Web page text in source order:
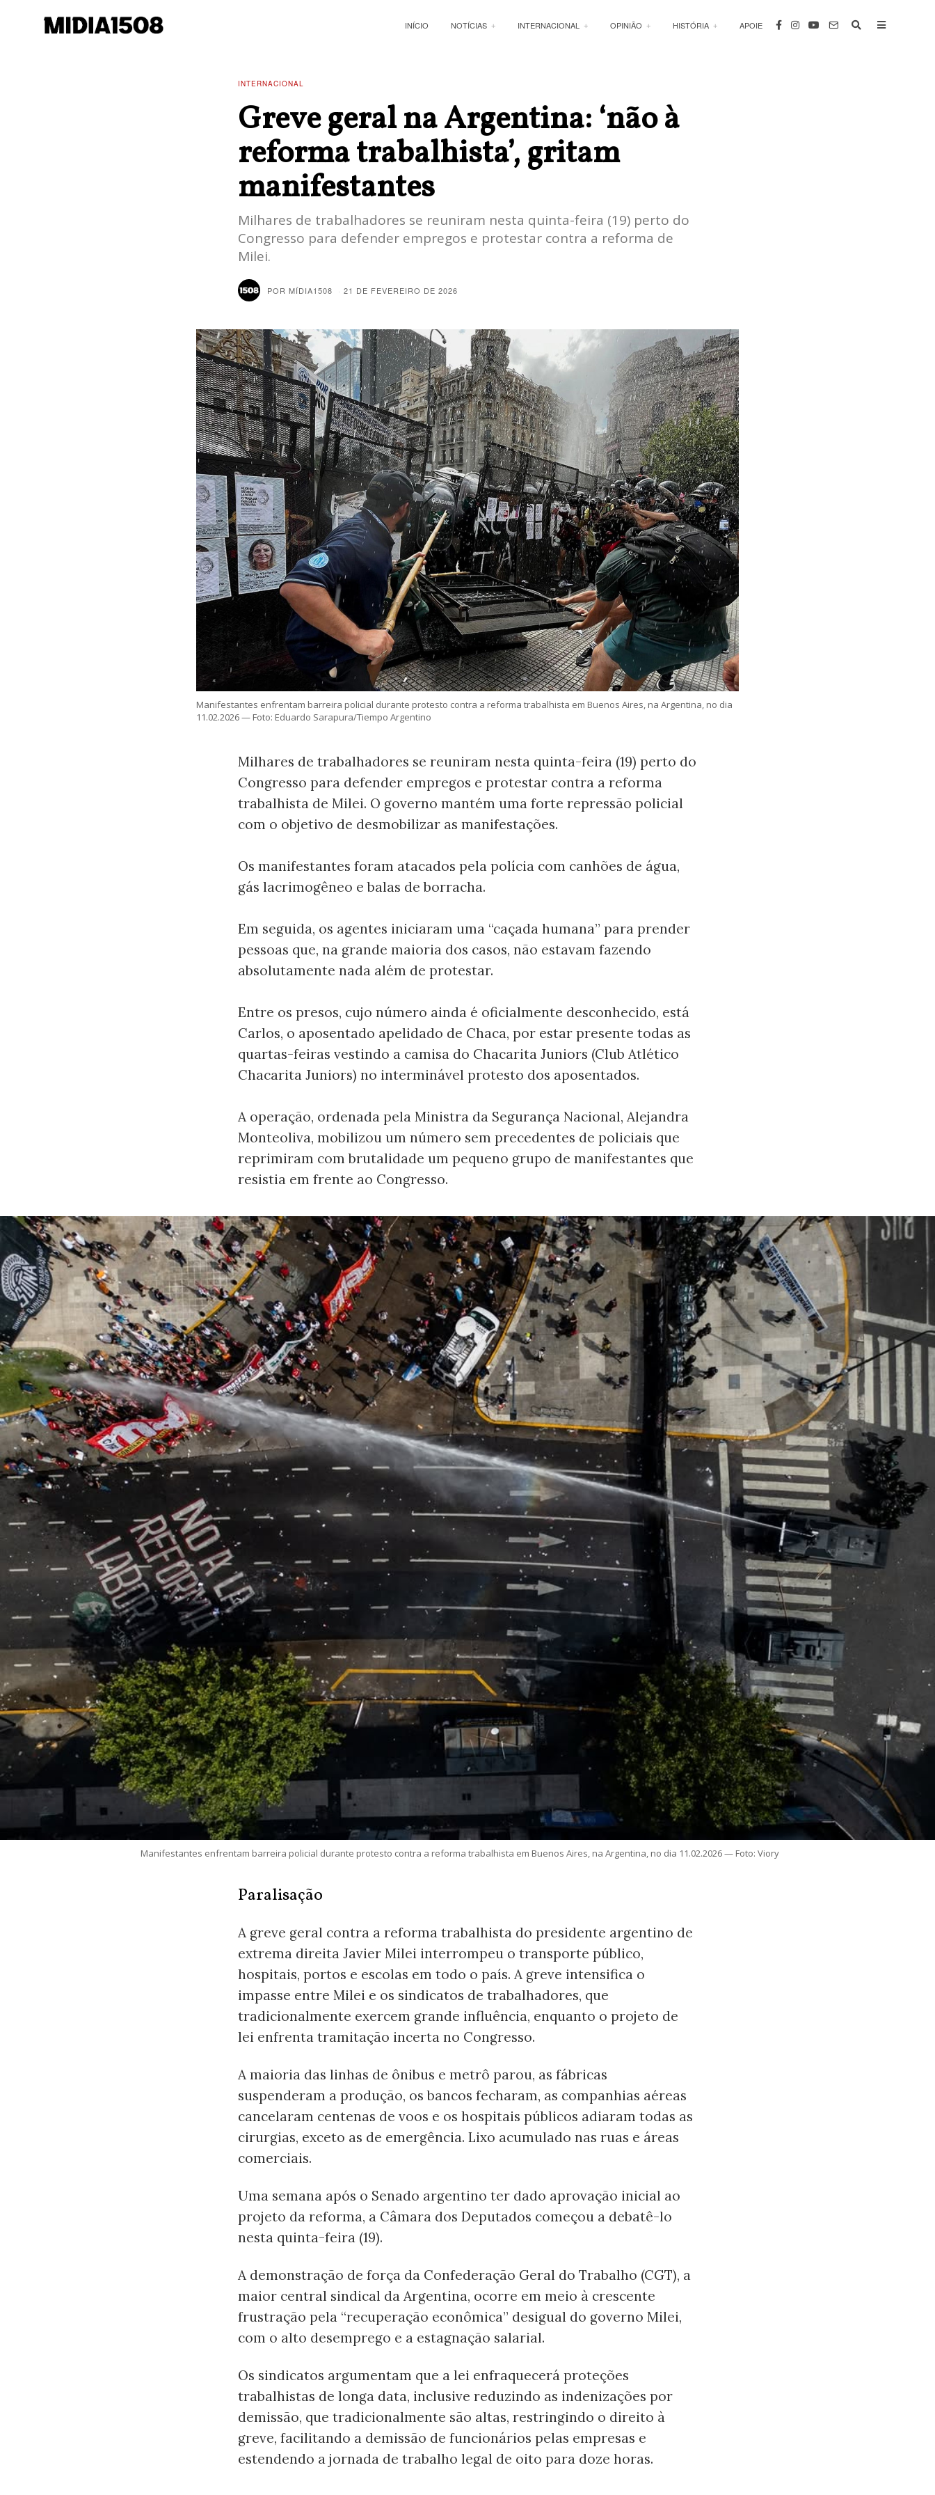
INÍCIO NOTÍCIAS INTERNACIONAL OPINIÃO HISTÓRIA APOIE
INTERNACIONAL
Greve geral na Argentina: ‘não à
reforma trabalhista’, gritam
manifestantes
Milhares de trabalhadores se reuniram nesta quinta-feira (19) perto do
Congresso para defender empregos e protestar contra a reforma de
Milei.
POR MÍDIA1508 21 DE FEVEREIRO DE 2026
Manifestantes enfrentam barreira policial durante protesto contra a reforma trabalhista em Buenos Aires, na Argentina, no dia
11.02.2026 — Foto: Eduardo Sarapura/Tiempo Argentino
Milhares de trabalhadores se reuniram nesta quinta-feira (19) perto do
Congresso para defender empregos e protestar contra a reforma
trabalhista de Milei. O governo mantém uma forte repressão policial
com o objetivo de desmobilizar as manifestações.
Os manifestantes foram atacados pela polícia com canhões de água,
gás lacrimogêneo e balas de borracha.
Em seguida, os agentes iniciaram uma “caçada humana” para prender
pessoas que, na grande maioria dos casos, não estavam fazendo
absolutamente nada além de protestar.
Entre os presos, cujo número ainda é oficialmente desconhecido, está
Carlos, o aposentado apelidado de Chaca, por estar presente todas as
quartas-feiras vestindo a camisa do Chacarita Juniors (Club Atlético
Chacarita Juniors) no interminável protesto dos aposentados.
A operação, ordenada pela Ministra da Segurança Nacional, Alejandra
Monteoliva, mobilizou um número sem precedentes de policiais que
reprimiram com brutalidade um pequeno grupo de manifestantes que
resistia em frente ao Congresso.
Manifestantes enfrentam barreira policial durante protesto contra a reforma trabalhista em Buenos Aires, na Argentina, no dia 11.02.2026 — Foto: Viory
Paralisação
A greve geral contra a reforma trabalhista do presidente argentino de
extrema direita Javier Milei interrompeu o transporte público,
hospitais, portos e escolas em todo o país. A greve intensifica o
impasse entre Milei e os sindicatos de trabalhadores, que
tradicionalmente exercem grande influência, enquanto o projeto de
lei enfrenta tramitação incerta no Congresso.
A maioria das linhas de ônibus e metrô parou, as fábricas
suspenderam a produção, os bancos fecharam, as companhias aéreas
cancelaram centenas de voos e os hospitais públicos adiaram todas as
cirurgias, exceto as de emergência. Lixo acumulado nas ruas e áreas
comerciais.
Uma semana após o Senado argentino ter dado aprovação inicial ao
projeto da reforma, a Câmara dos Deputados começou a debatê-lo
nesta quinta-feira (19).
A demonstração de força da Confederação Geral do Trabalho (CGT), a
maior central sindical da Argentina, ocorre em meio à crescente
frustração pela “recuperação econômica” desigual do governo Milei,
com o alto desemprego e a estagnação salarial.
Os sindicatos argumentam que a lei enfraquecerá proteções
trabalhistas de longa data, inclusive reduzindo as indenizações por
demissão, que tradicionalmente são altas, restringindo o direito à
greve, facilitando a demissão de funcionários pelas empresas e
estendendo a jornada de trabalho legal de oito para doze horas.